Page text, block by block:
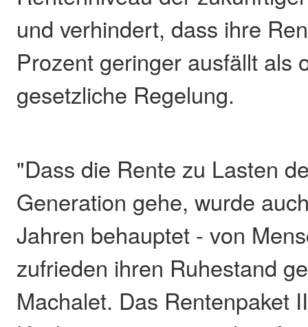
und verhindert, dass ihre
Prozent geringer ausfällt als
gesetzliche Regelung.
"Dass die Rente zu Lasten
Generation gehe, wurde
Jahren behauptet - von
zufrieden ihren Ruhestand
Machalet. Das Rentenpaket